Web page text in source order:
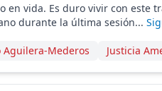
en vida. Es duro vivir con
durante la última sesión...
Aguilera-Mederos Justicia